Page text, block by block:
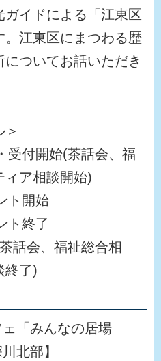
イドによる「江東区
江東区にまつわる歴
ついてお話いただき
＞
受付開始(茶話会、福
ィア相談開始)
ト開始
ト終了
話会、福祉総合相
終了)
「みんなの居場
北部】